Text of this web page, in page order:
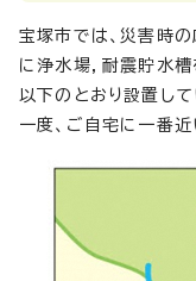
宝塚市では、災害時の
に浄水場，耐震貯水
以下のとおり設置して
一度、ご自宅に一番